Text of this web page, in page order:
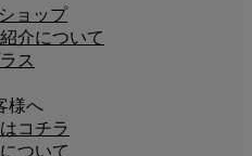
ョップ
介について
ス
様へ
コチラ
ついて